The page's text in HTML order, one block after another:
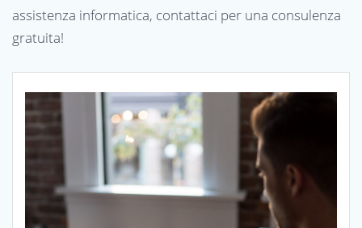
assistenza informatica, contattaci per una consulenza
gratuita!